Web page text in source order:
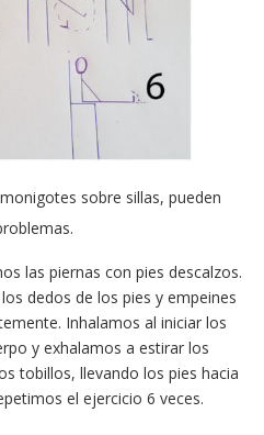
sobre sillas, pueden
las piernas con pies descalzos.
dedos de los pies y empeines
Inhalamos al iniciar los
y exhalamos a estirar los
tobillos, llevando los pies hacia
el ejercicio 6 veces.